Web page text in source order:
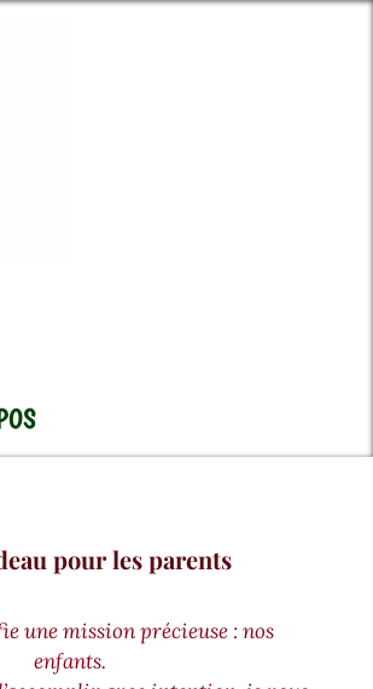
pour les parents
une mission précieuse : nos
enfants.